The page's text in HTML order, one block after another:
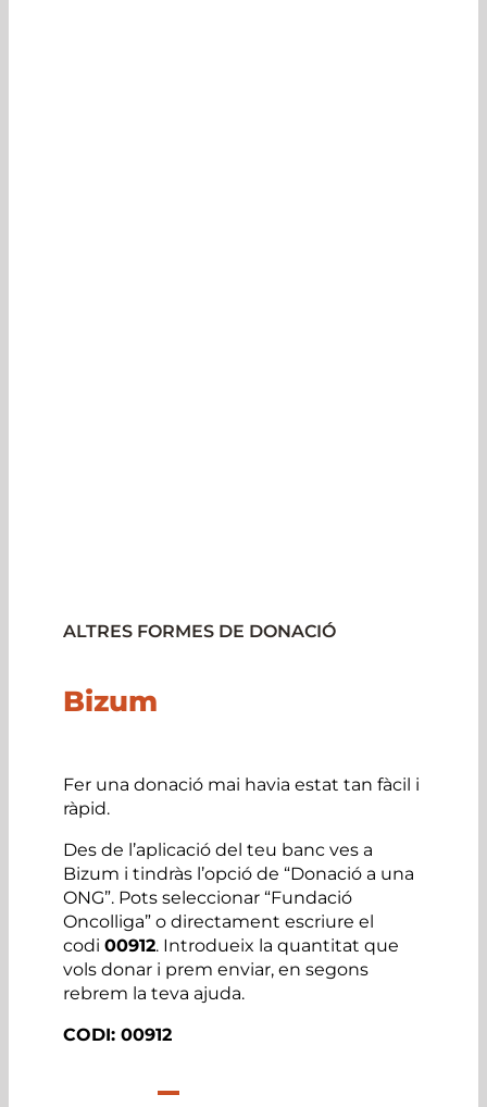
ALTRES FORMES DE DONACIÓ
Bizum
Fer una donació mai havia estat tan fàcil i
ràpid.
Des de l’aplicació del teu banc ves a
Bizum i tindràs l’opció de “Donació a una
ONG”. Pots seleccionar “Fundació
Oncolliga” o directament escriure el
codi 00912. Introdueix la quantitat que
vols donar i prem enviar, en segons
rebrem la teva ajuda.
CODI: 00912